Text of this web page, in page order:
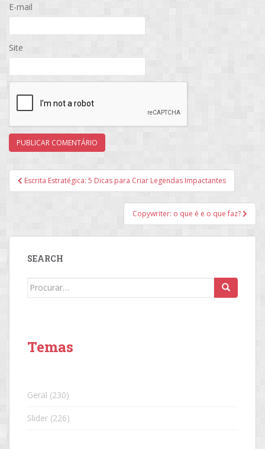
E-mail
Site
Navegação
de
Escrita Estratégica: 5 Dicas para Criar Legendas Impactantes
Copywriter: o que é e o que faz?
SEARCH
Search
Temas
Geral (230)
Slider (226)